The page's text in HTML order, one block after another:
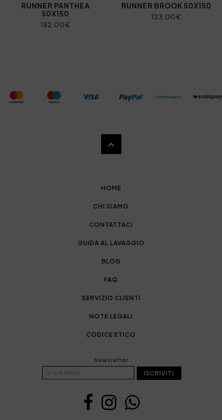
RUNNER PANTHEA
50X150
182,00€
RUNNER BROOK 50X150
123,00€
HOME
CHI SIAMO
CONTATTACI
GUIDA AL LAVAGGIO
BLOG
FAQ
SERVIZIO CLIENTI
NOTE LEGALI
CODICE ETICO
Newsletter
ISCRIVITI